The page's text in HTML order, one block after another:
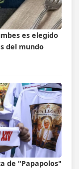
es elegido
del mundo
de "Papapolos"